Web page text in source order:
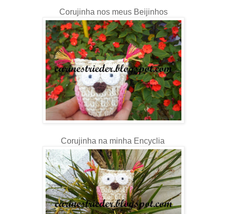
Corujinha nos meus Beijinhos
Corujinha na minha Encyclia